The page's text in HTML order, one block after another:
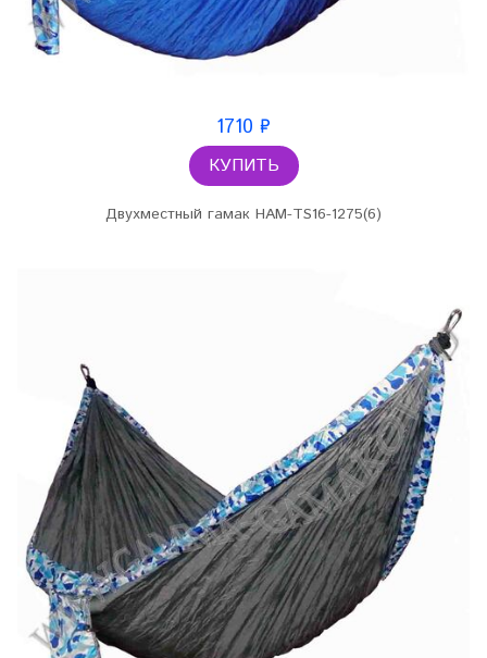
1710 ₽
КУПИТЬ
Двухместный гамак HAM-TS16-1275(6)